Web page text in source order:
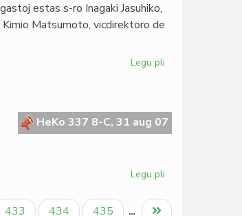
estas s-ro Inagaki Jasuhiko,
Matsumoto, vicdirektoro de
Legu pli
Esperanto-
Domon
HeKo 337 8-C, 31 aug 07
Legu pli
rezolucio
Paĝo
433 Paĝo
434 Paĝo
435 … Last